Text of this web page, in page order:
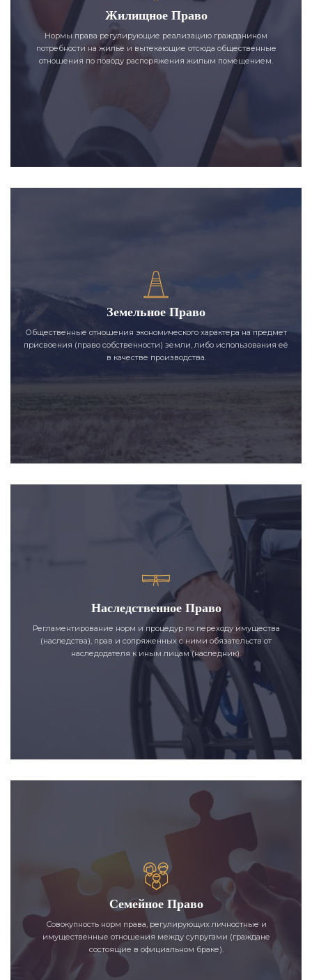
Жилищное Право
Нормы права регулирующие реализацию гражданином
потребности на жилье и вытекающие отсюда общественные
отношения по поводу распоряжения жилым помещением.
Земельное Право
Общественные отношения экономического характера на предмет
присвоения (право собственности) земли, либо использования её
в качестве производства.
Наследственное Право
Регламентирование норм и процедур по переходу имущества
(наследства), прав и сопряженных с ними обязательств от
наследодателя к иным лицам (наследник).
Семейное Право
Совокупность норм права, регулирующих личностные и
имущественные отношения между супругами (граждане
состоящие в официальном браке).